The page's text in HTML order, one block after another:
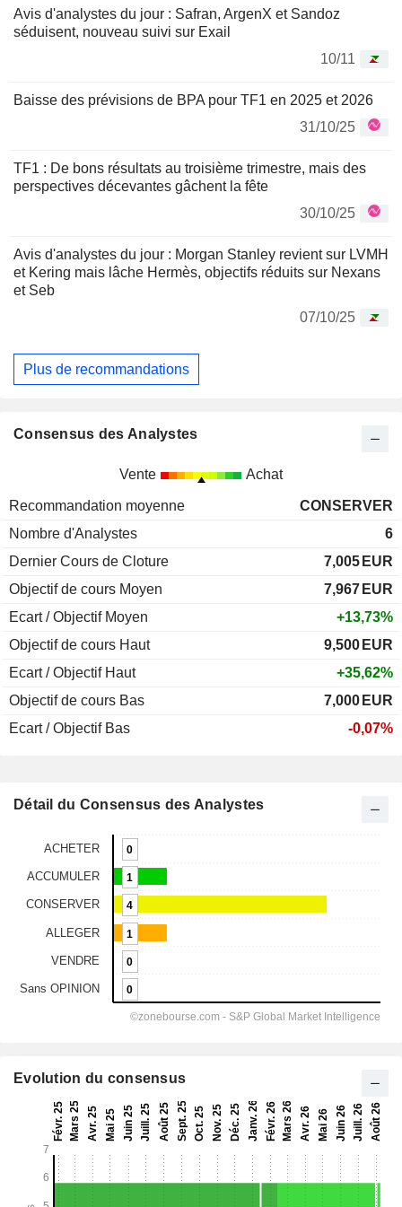
Avis d'analystes du jour : Safran, ArgenX et Sandoz
séduisent, nouveau suivi sur Exail
10/11
Baisse des prévisions de BPA pour TF1 en 2025 et 2026
31/10/25
TF1 : De bons résultats au troisième trimestre, mais des
perspectives décevantes gâchent la fête
30/10/25
Avis d'analystes du jour : Morgan Stanley revient sur LVMH
et Kering mais lâche Hermès, objectifs réduits sur Nexans
et Seb
07/10/25
Plus de recommandations
Consensus des Analystes
Vente Achat
Recommandation moyenne
CONSERVER
Nombre d'Analystes
6
Dernier Cours de Cloture
7,005 EUR
Objectif de cours Moyen
7,967 EUR
Ecart / Objectif Moyen
+13,73%
Objectif de cours Haut
9,500 EUR
Ecart / Objectif Haut
+35,62%
Objectif de cours Bas
7,000 EUR
Ecart / Objectif Bas
-0,07%
Détail du Consensus des Analystes
Evolution du consensus